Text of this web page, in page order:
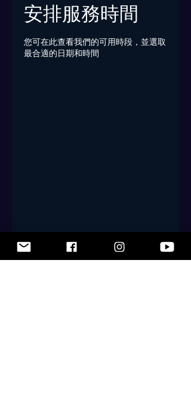
安排服務時間
您可在此查看我們的可用時段，並選取
最合適的日期和時間